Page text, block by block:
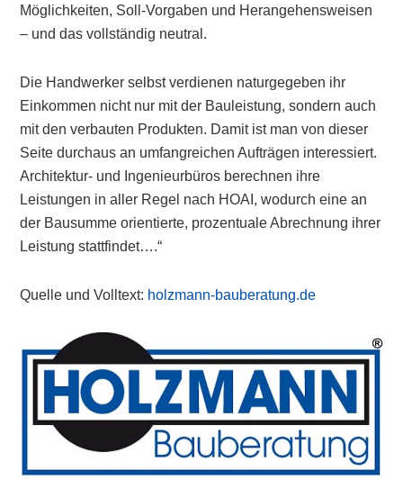
Möglichkeiten, Soll-Vorgaben und Herangehensweisen
– und das vollständig neutral.
Die Handwerker selbst verdienen naturgegeben ihr
Einkommen nicht nur mit der Bauleistung, sondern auch
mit den verbauten Produkten. Damit ist man von dieser
Seite durchaus an umfangreichen Aufträgen interessiert.
Architektur- und Ingenieurbüros berechnen ihre
Leistungen in aller Regel nach HOAI, wodurch eine an
der Bausumme orientierte, prozentuale Abrechnung ihrer
Leistung stattfindet….“
Quelle und Volltext: holzmann-bauberatung.de
Primary
Sidebar